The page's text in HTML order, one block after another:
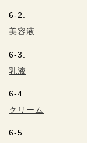
美容液
乳液
クリーム